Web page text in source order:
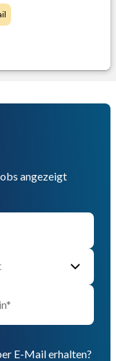
angezeigt
E-Mail erhalten?